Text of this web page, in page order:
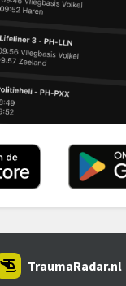
TraumaRadar.nl